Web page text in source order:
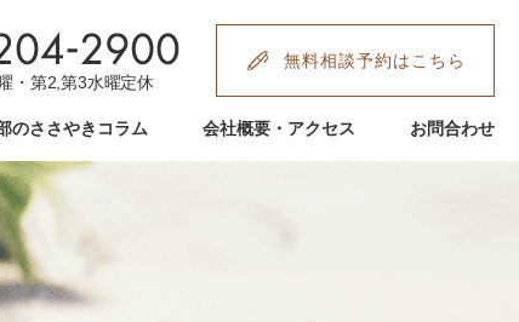
・第2,第3水曜定休
無料相談予約はこちら
のささやきコラム 会社概要・アクセス お問合わせ